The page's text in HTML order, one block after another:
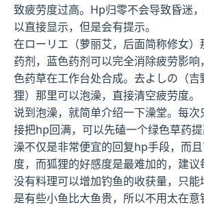
致疲劳度过高。Hp归零不会导致昏迷
以直接显示，但是会有提示。
在ローリエ（萝丽艾，后面简称修女）
药剂，蓝色药剂可以完全消除疲劳影
色药草在工作台处合成。去よしの（
狸）那里可以泡澡，直接清空疲劳度。
说到泡澡，就简单介绍一下澡堂。每
接把hp回满，可以先磕一个绿色草药
澡不仅是非常便宜的回复hp手段，而
度，而狐狸的好感度是最难加的，建议
没有料理可以增加钓鱼的收获量，只
是有些小鱼比大鱼贵，所以不用太在意